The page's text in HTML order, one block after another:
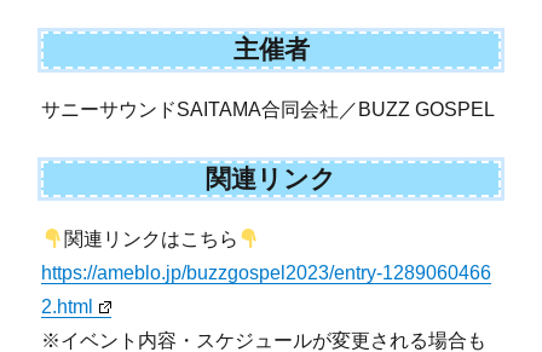
主催者
サニーサウンドSAITAMA合同会社／BUZZ GOSPEL
関連リンク
関連リンクはこちら
https://ameblo.jp/buzzgospel2023/entry-1289060466
2.html
※イベント内容・スケジュールが変更される場合も